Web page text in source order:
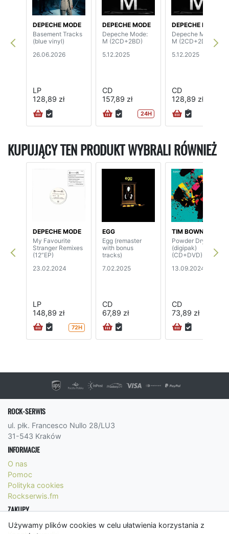
Używamy plików cookies w celu ułatwienia korzystania z
DEPECHE MODE
Basement Tracks
(blue vinyl)
26.06.2026
LP
128,89 zł
DEPECHE MODE
Depeche Mode:
M (2CD+2BD)
5.12.2025
CD
157,89 zł
24H
DEPECHE MODE
Depeche Mode:
M (2CD+2DVD)
5.12.2025
CD
128,89 zł
KUPUJĄCY TEN PRODUKT WYBRALI RÓWNIEŻ
DEPECHE MODE
My Favourite
Stranger Remixes
(12”EP)
23.02.2024
LP
148,89 zł
72H
EGG
Egg (remaster
with bonus
tracks)
7.02.2025
CD
67,89 zł
TIM BOWNESS
Powder Dry
(digipak)
(CD+DVD)
13.09.2024
CD
73,89 zł
ROCK-SERWIS
ul. płk. Francesco Nullo 28/LU3
31-543 Kraków
INFORMACJE
O nas
Pomoc
Polityka cookies
Rockserwis.fm
ZAKUPY
Formy płatności